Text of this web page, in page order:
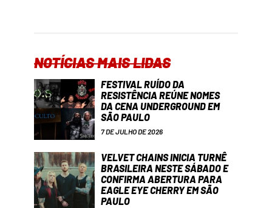
NOTÍCIAS MAIS LIDAS
FESTIVAL RUÍDO DA
RESISTÊNCIA REÚNE NOMES
DA CENA UNDERGROUND EM
SÃO PAULO
7 DE JULHO DE 2026
VELVET CHAINS INICIA TURNÊ
BRASILEIRA NESTE SÁBADO E
CONFIRMA ABERTURA PARA
EAGLE EYE CHERRY EM SÃO
PAULO